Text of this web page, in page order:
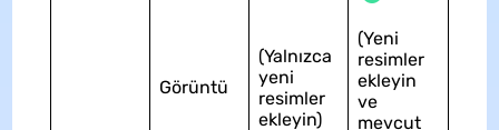
Görüntü
(Yalnızca
yeni
resimler
ekleyin)
(Yeni
resimler
ekleyin
ve
mevcut